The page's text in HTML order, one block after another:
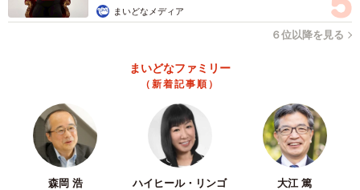
まいどなメディア
６位以降を見る
まいどなファミリー
（新着記事順）
森岡 浩 ハイヒール・リンゴ 大江 篤